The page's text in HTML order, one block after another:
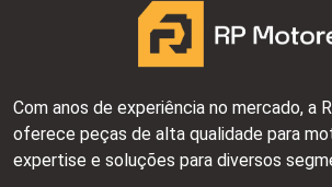
Com anos de experiência no mercado, a
oferece peças de alta qualidade para
expertise e soluções para diversos